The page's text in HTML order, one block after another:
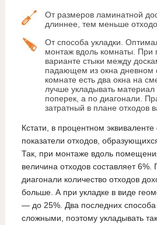
От размеров ламинатной
длиннее, тем меньше
От способа укладки.
монтаж вдоль комнаты. При
варианте стыки между
падающем из окна дневном
комнате есть два окна на
лучше укладывать
поперек, а по диагонали.
затратный в плане отходов
Кстати, в процентном
показатели отходов,
Так, при монтаже вдоль
величина отходов составляет
диагонали количество отходов
больше. А при укладке в виде
— до 25%. Два последних
сложными, поэтому укладывать